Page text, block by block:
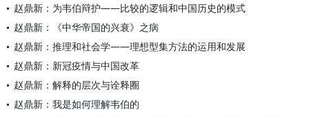
赵鼎新：为韦伯辩护——比较的逻辑和中国历史的模式
赵鼎新：《中华帝国的兴衰》之病
赵鼎新：推理和社会学——理想型集方法的运用和发展
赵鼎新：新冠疫情与中国改革
赵鼎新：解释的层次与诠释圈
赵鼎新：我是如何理解韦伯的